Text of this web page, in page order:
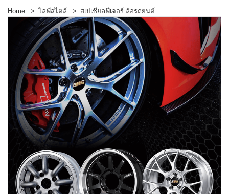
e
Home >ไลฟ์สไตล์ > สเปเชียลฟีเจอร์ ล้อรถยนต์